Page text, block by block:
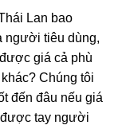
Lan bao
người tiêu dùng,
giá cả phù
Chúng tôi
đến đâu nếu giá
tay người